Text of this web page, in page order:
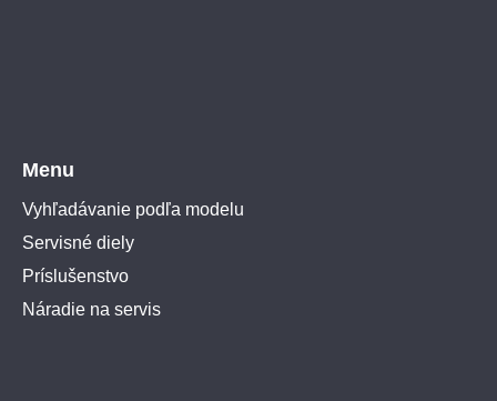
Menu
Vyhľadávanie podľa modelu
Servisné diely
Príslušenstvo
Náradie na servis